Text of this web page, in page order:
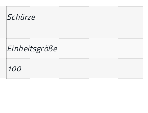
Schürze
Einheitsgröße
100